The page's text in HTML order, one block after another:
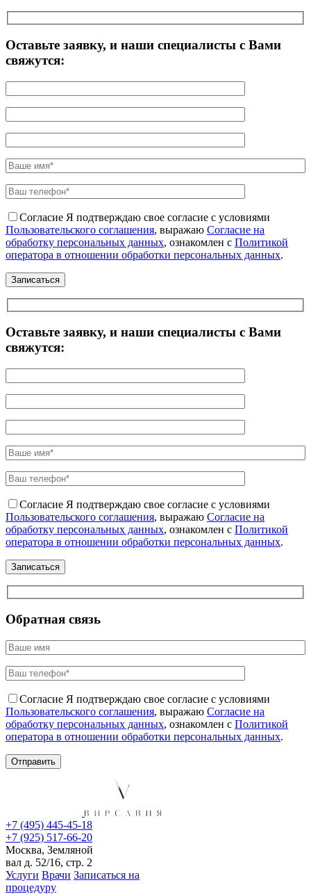
Оставьте заявку, и наши специалисты с Вами
свяжутся:
Согласие Я подтверждаю свое согласие с условиями
Пользовательского соглашения, выражаю Согласие на
обработку персональных данных, ознакомлен с Политикой
оператора в отношении обработки персональных данных.
Оставьте заявку, и наши специалисты с Вами
свяжутся:
Согласие Я подтверждаю свое согласие с условиями
Пользовательского соглашения, выражаю Согласие на
обработку персональных данных, ознакомлен с Политикой
оператора в отношении обработки персональных данных.
Обратная связь
Согласие Я подтверждаю свое согласие с условиями
Пользовательского соглашения, выражаю Согласие на
обработку персональных данных, ознакомлен с Политикой
оператора в отношении обработки персональных данных.
+7 (495) 445-45-18
+7 (925) 517-66-20
Москва, Земляной
вал д. 52/16, стр. 2
Услуги Врачи Записаться на
процедуру